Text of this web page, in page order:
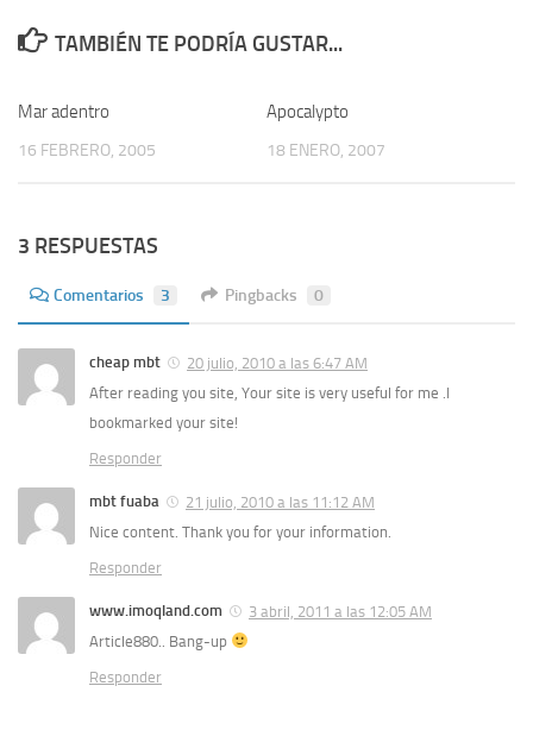
TAMBIÉN TE PODRÍA GUSTAR...
Mar adentro
16 FEBRERO, 2005
Apocalypto
18 ENERO, 2007
3 RESPUESTAS
Comentarios 3 Pingbacks 0
cheap mbt
20 julio, 2010 a las 6:47 AM
After reading you site, Your site is very useful for me .I
bookmarked your site!
Responder
mbt fuaba
21 julio, 2010 a las 11:12 AM
Nice content. Thank you for your information.
Responder
www.imoqland.com
3 abril, 2011 a las 12:05 AM
Article880.. Bang-up
Responder